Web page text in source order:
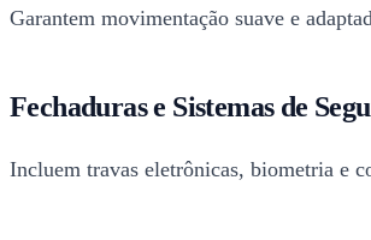
Garantem movimentação suave e
Fechaduras e Sistemas de
Incluem travas eletrônicas, biometria e